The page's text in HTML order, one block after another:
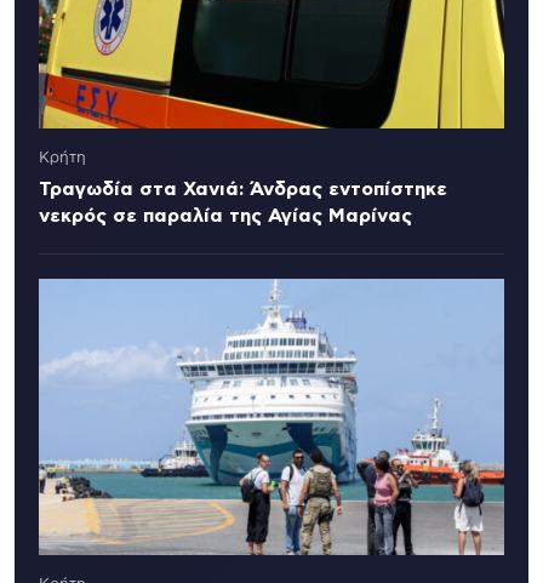
Κρήτη
Τραγωδία στα Χανιά: Άνδρας εντοπίστηκε
νεκρός σε παραλία της Αγίας Μαρίνας